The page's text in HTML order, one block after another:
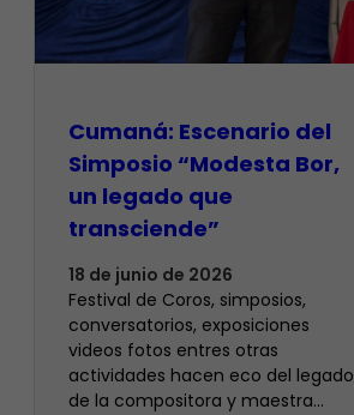
Cumaná: Escenario del
Simposio “Modesta Bor,
un legado que
transciende”
18 de junio de 2026
Festival de Coros, simposios,
conversatorios, exposiciones
videos fotos entres otras
actividades hacen eco del legado
de la compositora y maestra…